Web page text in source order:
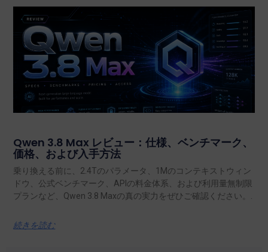
Qwen 3.8 Max レビュー：仕様、ベンチマーク、
価格、および入手方法
乗り換える前に、2.4Tのパラメータ、1Mのコンテキストウィン
ドウ、公式ベンチマーク、APIの料金体系、および利用量無制限
プランなど、Qwen 3.8 Maxの真の実力をぜひご確認ください。.
続きを読む